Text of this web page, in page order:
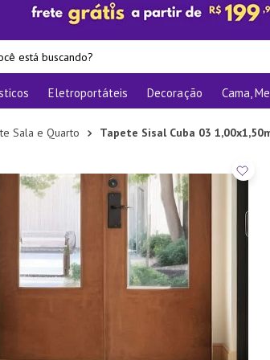
está buscando?
Eletroportáteis Decoração Cama,
Sala e Quarto Tapete Sisal Cuba 03
buscados